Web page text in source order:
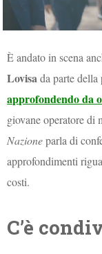
È andato in scena
Lovisa da parte
approfondendo da
giovane operatore di
Nazioneparla di
approfondimenti
costi.
C’è